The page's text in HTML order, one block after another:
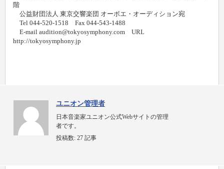
階
公益財団法人 東京交響楽団 オーボエ・オーディション宛
Tel 044-520-1518 Fax 044-543-1488
E-mail audition@tokyosymphony.com URL
http://tokyosymphony.jp
ユニオン管理者
日本音楽家ユニオン公式Webサイトの管理
者です。
投稿数: 27 記事